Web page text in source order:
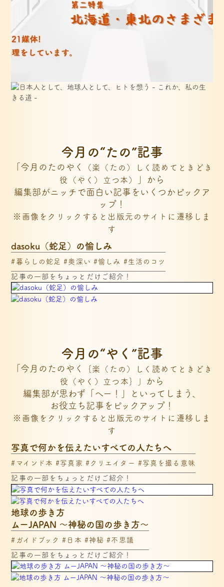
今月の“たの”記事
「今月のたのやく
（楽（たの）しく読めてときどき
役（やく）立つ本）
」から
編集部がニッチで面白い記事をいくつかピックア
ップ！
※画像をクリックすると出版元のサイトに遷移しま
す
dasoku（蛇足）の愉しみ
#暮らしの蛇足 #奥深い #愉しみ #生活のコツ
記事の一部をちょっとだけご紹介！
今月の“やく”記事
「今月のたのやく
｛楽（たの）しく読めてときどき
役（やく）立つ本｝」
から
編集部が思わず「へー！」といってしまう、
お役立ち記事をピックアップ！
※画像をクリックすると出版元のサイトに遷移しま
す
写真で何かを伝えたいすべての人たちへ
#マインド本 #写真家 #クリエイター #写真を撮る意味
記事の一部をちょっとだけご紹介！
地球の歩き方
ムーJAPAN ～神秘の国の歩き方～
#ガイドブック #日本 #神秘 #不思議
記事の一部をちょっとだけご紹介！